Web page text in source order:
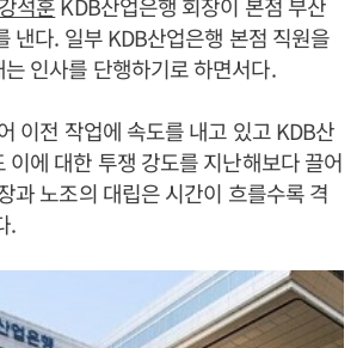
낸다. 일부 KDB산업은행 본점 직원을
인사를 단행하기로 하면서다.
이전 작업에 속도를 내고 있고 KDB산
이에 대한 투쟁 강도를 지난해보다 끌어
과 노조의 대립은 시간이 흐를수록 격
.